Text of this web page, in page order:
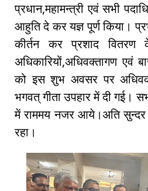
प्रधान,महामन्त्री एवं सभी
आहुति दे कर यज्ञ पूर्ण किया।
कीर्तन कर प्रशाद
अधिकारियों,अधिवक्तागण एवं
को इस शुभ अवसर पर
भगवत् गीता उपहार में दी गई।
में राममय नजर आये।अति
रहा।